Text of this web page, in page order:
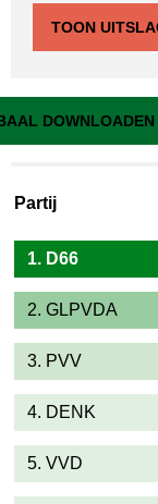
TOON
229
Partij
1. D66
2. GLPVDA
3. PVV
4. DENK
5. VVD